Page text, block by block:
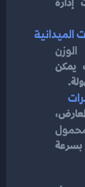
ضروريًا لإنجاز عمليات الدفع بسرعة